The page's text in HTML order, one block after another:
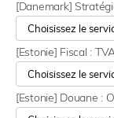
[Danemark]
[Estonie] Fiscal :
[Estonie] Douane :